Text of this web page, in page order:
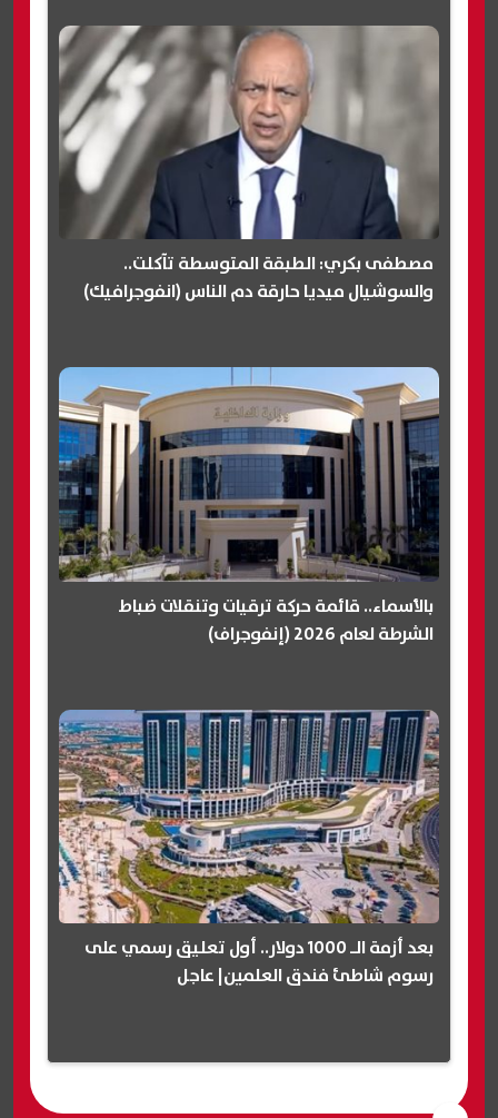
مصطفى بكري: الطبقة المتوسطة تآكلت..
والسوشيال ميديا حارقة دم الناس (انفوجرافيك)
بالأسماء.. قائمة حركة ترقيات وتنقلات ضباط
الشرطة لعام 2026 (إنفوجراف)
بعد أزمة الـ 1000 دولار.. أول تعليق رسمي على
رسوم شاطئ فندق العلمين| عاجل